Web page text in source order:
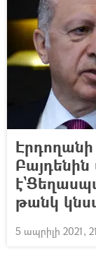
թանկ
5 ապրիլի 2021,